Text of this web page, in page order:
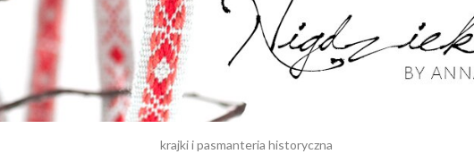
krajki i pasmanteria historyczna